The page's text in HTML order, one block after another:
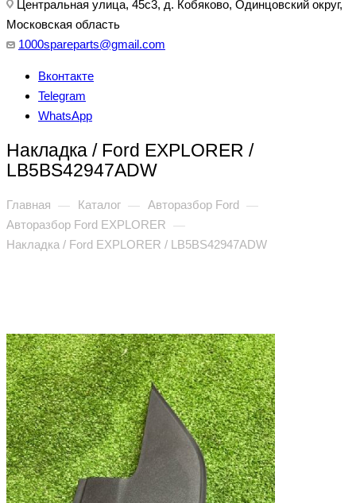
Центральная улица, 45с3, д. Кобяково, Одинцовский округ,
Московская область
1000spareparts@gmail.com
Вконтакте
Telegram
WhatsApp
Накладка / Ford EXPLORER /
LB5BS42947ADW
Главная — Каталог — Авторазбор Ford —
Авторазбор Ford EXPLORER —
Накладка / Ford EXPLORER / LB5BS42947ADW